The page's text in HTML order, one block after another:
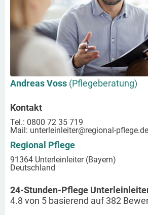
Andreas Voss (Pflegeberatung)
Kontakt
Tel.: 0800 72 35 719
Mail: unterleinleiter@regional-pflege.de
Regional Pflege
91364 Unterleinleiter (Bayern)
Deutschland
24-Stunden-Pflege
4.8 von 5 basierend auf382